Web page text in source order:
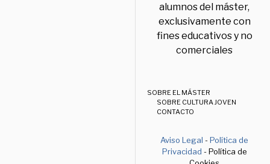
alumnos del máster,
exclusivamente con
fines educativos y no
comerciales
SOBRE EL MÁSTER
SOBRE CULTURA JOVEN
CONTACTO
Aviso Legal -Política de
Privacidad - Política de